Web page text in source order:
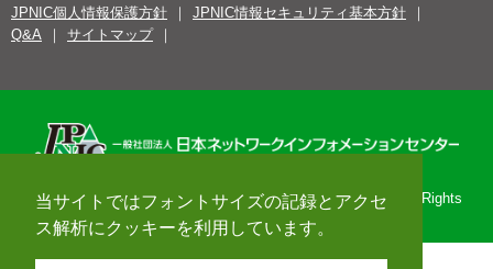
当サイトではフォントサイズの記録とアクセ
ス解析にクッキーを利用しています。
JPNIC個人情報保護方針
JPNIC情報セキュリティ基本方針
Q&A
サイトマップ
Copyright© 1996-2026 Japan Network Information Center. All Rights
Reserved.